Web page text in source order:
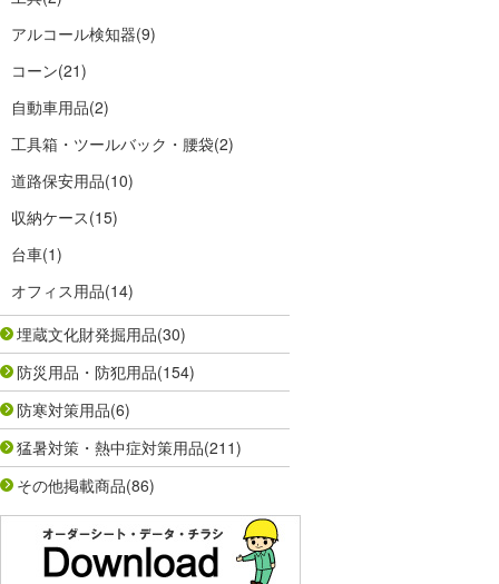
アルコール検知器(9)
コーン(21)
自動車用品(2)
工具箱・ツールバック・腰袋(2)
道路保安用品(10)
収納ケース(15)
台車(1)
オフィス用品(14)
埋蔵文化財発掘用品(30)
防災用品・防犯用品(154)
防寒対策用品(6)
猛暑対策・熱中症対策用品(211)
その他掲載商品(86)